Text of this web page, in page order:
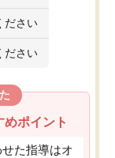
ださい
ださい
ポイント
た指導はオ